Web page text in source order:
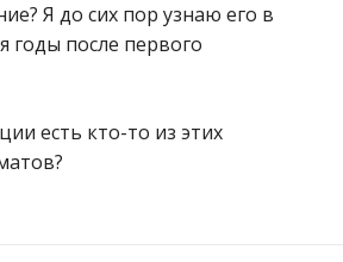
Я до сих пор узнаю его в
годы после первого
есть кто-то из этих